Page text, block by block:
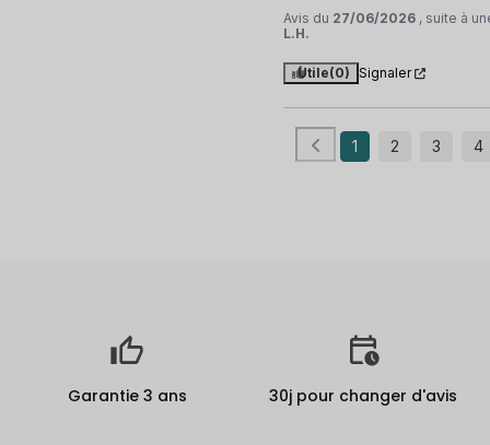
Avis du 27/06/2026 , suite à
L.H.
Utile(0) Signaler
1 2 3 4
Garantie 3 ans 30j pour changer d'avis